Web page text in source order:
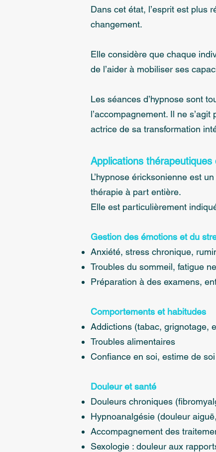
Dans cet état, l’esprit est plus
changement.
Elle considère que chaque
de l’aider à mobiliser ses
Les séances d’hypnose sont
l’accompagnement. Il ne
actrice de sa transformation
Applications thérapeutiques
L’hypnose éricksonienne est
thérapie à part entière.
Elle est particulièrement
Gestion des émotions et du
Anxiété, stress chronique,
Troubles du sommeil, fatigue
Préparation à des examens,
Comportements et habitudes
Addictions (tabac, grignotage,
Troubles alimentaires
Confiance en soi, estime de soi
Douleur et santé
Douleurs chroniques
Hypnoanalgésie (douleur
Accompagnement des
Sexologie : douleur aux